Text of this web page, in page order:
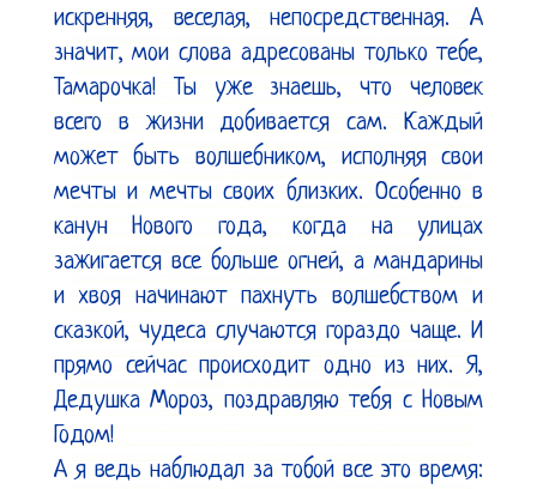
искренняя, веселая, непосредственная. А
значит, мои слова адресованы только тебе,
Тамарочка! Ты уже знаешь, что человек
всего в жизни добивается сам. Каждый
может быть волшебником, исполняя свои
мечты и мечты своих близких. Особенно в
канун Нового года, когда на улицах
зажигается все больше огней, а мандарины
и хвоя начинают пахнуть волшебством и
сказкой, чудеса случаются гораздо чаще. И
прямо сейчас происходит одно из них. Я,
Дедушка Мороз, поздравляю тебя с Новым
Годом!
А я ведь наблюдал за тобой все это время: